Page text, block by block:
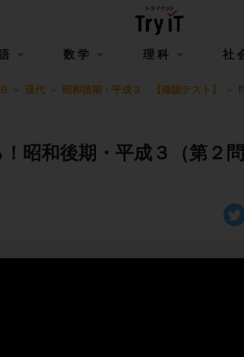
数学 理科 社
現代 昭和後期・平成３ 【確認テスト】
昭和後期・平成３（第２